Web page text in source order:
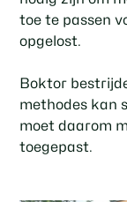
toe te passen
opgelost.
Boktor
methodes kan
moet daarom
toegepast.